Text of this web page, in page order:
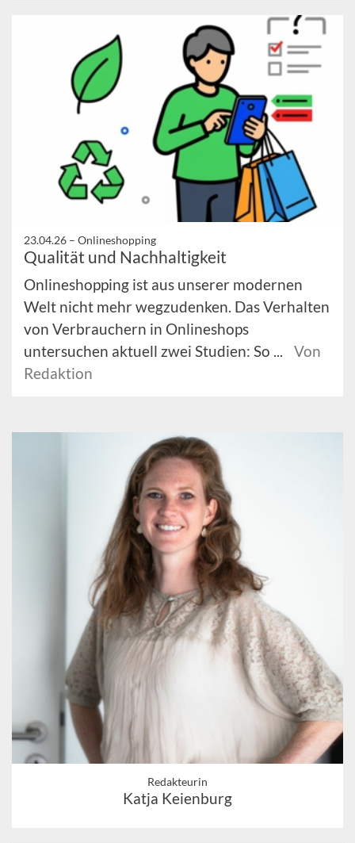
23.04.26 – Onlineshopping
Qualität und Nachhaltigkeit
Onlineshopping ist aus unserer modernen
Welt nicht mehr wegzudenken. Das Verhalten
von Verbrauchern in Onlineshops
untersuchen aktuell zwei Studien: So ...
Von
Redaktion
Redakteurin
Katja Keienburg